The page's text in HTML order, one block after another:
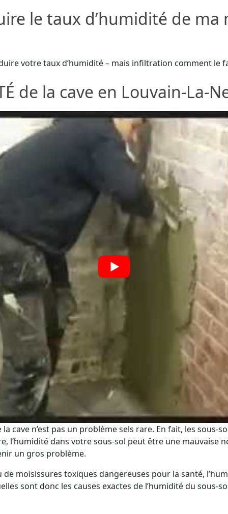
le taux d’humidité de ma
votre taux d’humidité – mais infiltration comment le
de la cave en Louvain-La-
la cave n’est pas un problème sels rare. En fait, les
l’humidité dans votre sous-sol peut être une mauvaise
un gros problème.
de moisissures toxiques dangereuses pour la santé,
sont donc les causes exactes de l’humidité du sous-